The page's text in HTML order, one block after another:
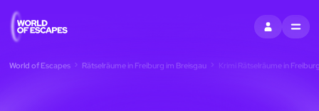
EINTRAGEN
MENU
World of Escapes Rätselräume in Freiburg im Breisgau Krimi Rätselräume in